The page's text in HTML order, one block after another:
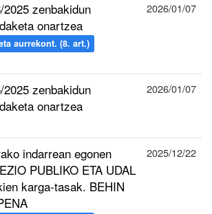
zenbakidun
onartzea
aurrekont. (8. art.)
2026/01/07
zenbakidun
onartzea
2026/01/07
indarrean egonen
PUBLIKO ETA UDAL
karga-tasak. BEHIN
2025/12/22